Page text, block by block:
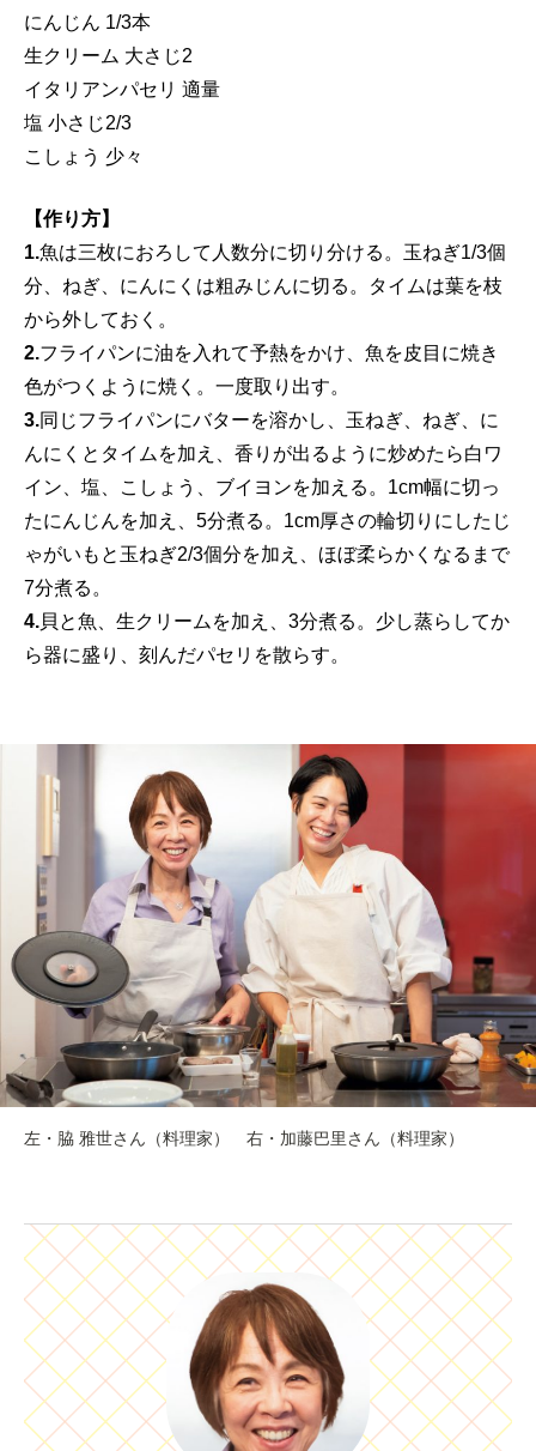
にんじん 1/3本
生クリーム 大さじ2
イタリアンパセリ 適量
塩 小さじ2/3
こしょう 少々
【作り方】
1.魚は三枚におろして人数分に切り分ける。玉ねぎ1/3個
分、ねぎ、にんにくは粗みじんに切る。タイムは葉を枝
から外しておく。
2.フライパンに油を入れて予熱をかけ、魚を皮目に焼き
色がつくように焼く。一度取り出す。
3.同じフライパンにバターを溶かし、玉ねぎ、ねぎ、に
んにくとタイムを加え、香りが出るように炒めたら白ワ
イン、塩、こしょう、ブイヨンを加える。1cm幅に切っ
たにんじんを加え、5分煮る。1cm厚さの輪切りにしたじ
ゃがいもと玉ねぎ2/3個分を加え、ほぼ柔らかくなるまで
7分煮る。
4.貝と魚、生クリームを加え、3分煮る。少し蒸らしてか
ら器に盛り、刻んだパセリを散らす。
左・脇 雅世さん（料理家） 右・加藤巴里さん（料理家）